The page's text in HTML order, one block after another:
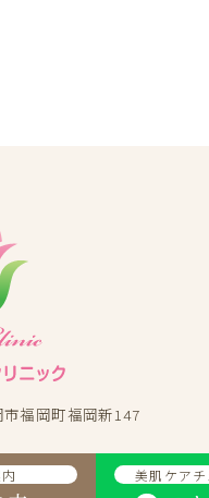
福岡町福岡新147
美肌ケアチ